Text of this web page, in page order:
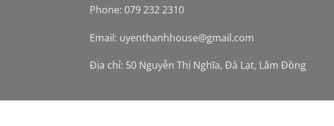
Phone: 079 232 2310
Email: uyenthanhhouse@gmail.com
Địa chỉ: 50 Nguyễn Thị Nghĩa, Đà Lạt, Lâm Đồng